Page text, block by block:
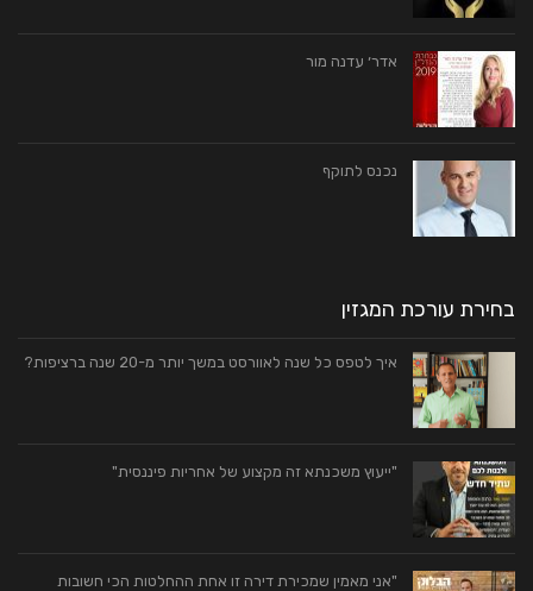
אדר׳ עדנה מור
נכנס לתוקף
בחירת עורכת המגזין
איך לטפס כל שנה לאוורסט במשך יותר מ-20 שנה ברציפות?
"ייעוץ משכנתא זה מקצוע של אחריות פיננסית"
"אני מאמין שמכירת דירה זו אחת ההחלטות הכי חשובות